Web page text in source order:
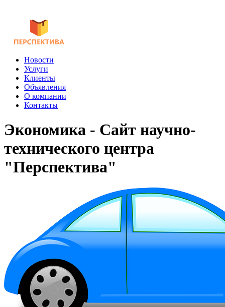
Новости
Услуги
Клиенты
Объявления
О компании
Контакты
Экономика - Сайт научно-
технического центра
"Перспектива"